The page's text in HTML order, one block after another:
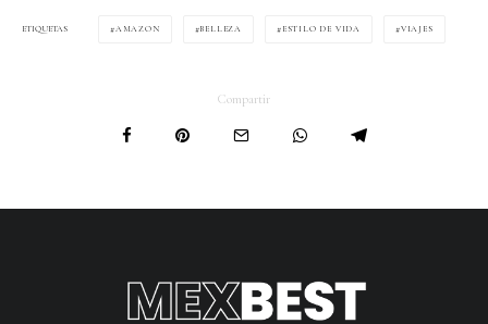
ETIQUETAS AMAZON BELLEZA ESTILO DE VIDA VIAJES
Compartir